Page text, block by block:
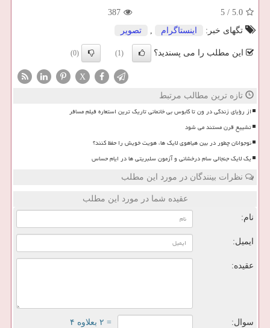
5.0
/
5
387
تگهای خبر:
اینستاگرام , تصویر
این مطلب را می پسندید؟ (1)
(0)
X
تازه ترین مطالب مرتبط
از رؤیای زندگی در ون تا کابوس بی خانمانی تاریک ترین استعاره فیلم مسافر
تشییع قرن مستند می شود
نوجوانان چطور در بین هیاهوی لایک ها، هویت خویش را حفظ کنند؟
یک لایک جنجالی سام درخشانی و آزمون سلبریتی ها در ایام حساس
نظرات بینندگان در مورد این مطلب
عقیده شما در مورد این مطلب
نام:
ایمیل:
عقیده:
سوال: = ۲ بعلاوه ۴